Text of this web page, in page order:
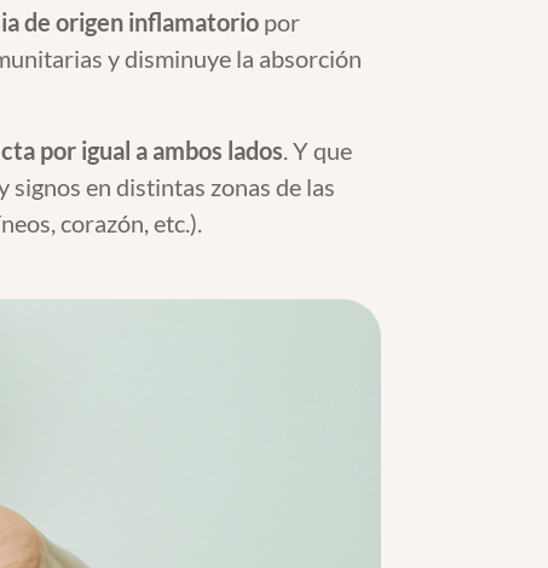
de origen inflamatorio por
y disminuye la absorción
por igual a ambos lados. Y que
signos en distintas zonas de las
corazón, etc.).